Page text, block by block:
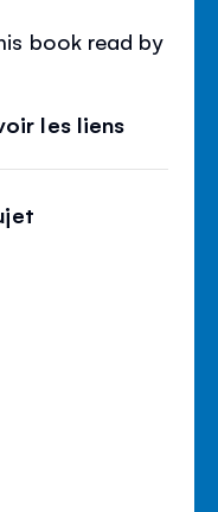
book read by
les liens